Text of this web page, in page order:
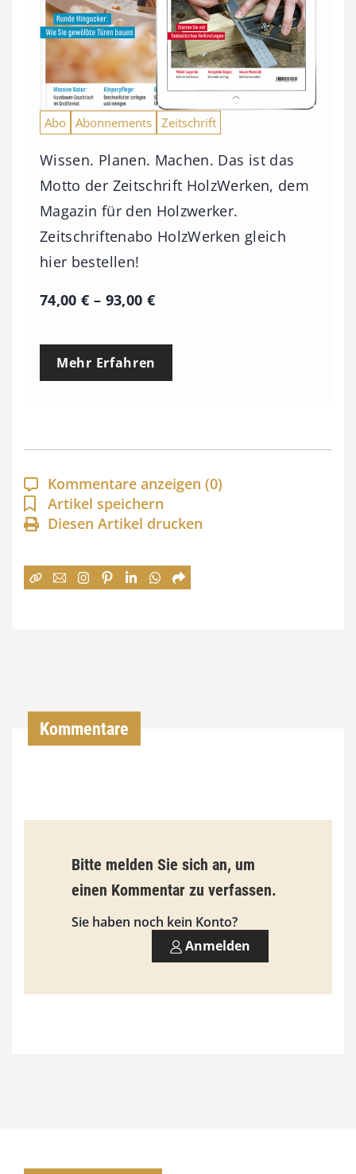
Abo Abonnements Zeitschrift
Wissen. Planen. Machen. Das ist das
Motto der Zeitschrift HolzWerken, dem
Magazin für den Holzwerker.
Zeitschriftenabo HolzWerken gleich
hier bestellen!
74,00€ – 93,00 €P
e
p
a
n
n
:
9
3
0
0
Mehr Erfahren
Kommentare anzeigen (0)
Artikel speichern
Diesen Artikel drucken
Kommentare
Bitte melden Sie sich an, um
einen Kommentar zu verfassen.
Sie haben noch kein Konto?
Anmelden